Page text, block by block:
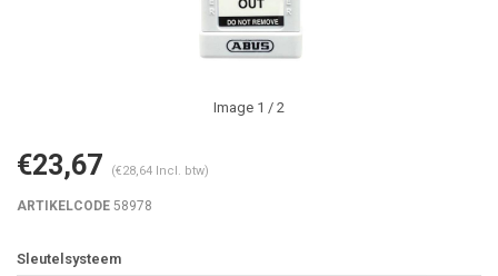
Image 1 / 2
€23,67 (€28,64 Incl. btw)
ARTIKELCODE 58978
Sleutelsysteem